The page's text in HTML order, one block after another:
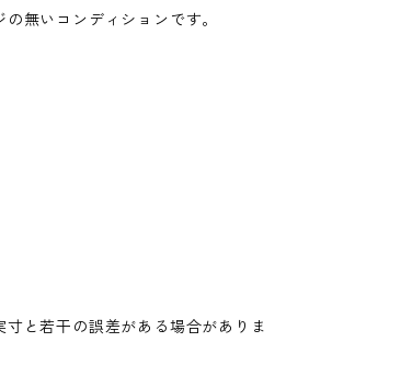
無いコンディションです。
と若干の誤差がある場合がありま